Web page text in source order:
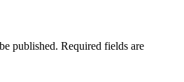
published. Required fields are